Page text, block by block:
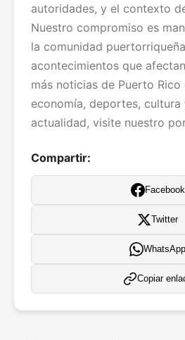
autoridades, y el contexto
Nuestro compromiso es
la comunidad
acontecimientos que
más noticias de Puerto
economía, deportes, cultura
actualidad, visite nuestro
Compartir:
Facebook
Twitter
WhatsApp
Copiar